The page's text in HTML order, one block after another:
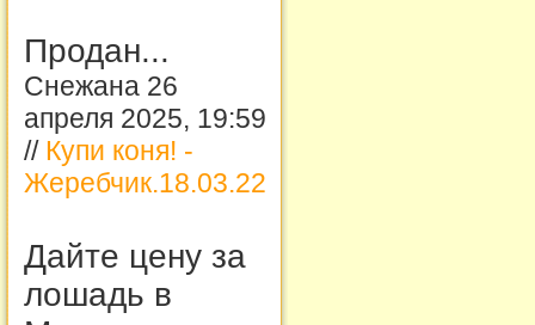
Продан...
Снежана 26
апреля 2025, 19:59
// Купи коня! -
Жеребчик.18.03.22
Дайте цену за
лошадь в